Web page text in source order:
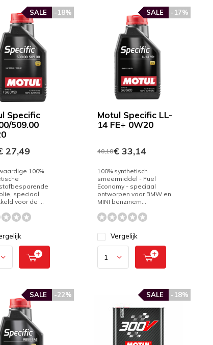
Specific
509.00
-18%
SALE
27,49
100%
speciaal
voor de ...
Motul Specific LL-
14 FE+ 0W20
-17%
SALE
40,10€ 33,14
100% synthetisch
smeermiddel - Fuel
Economy - speciaal
ontworpen voor BMW en
MINI benzinem...
Vergelijk
-22%
SALE -18%
SALE